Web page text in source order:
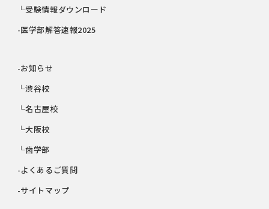
└受験情報ダウンロード
-医学部解答速報2025
-お知らせ
└渋谷校
└名古屋校
└大阪校
└歯学部
-よくあるご質問
-サイトマップ